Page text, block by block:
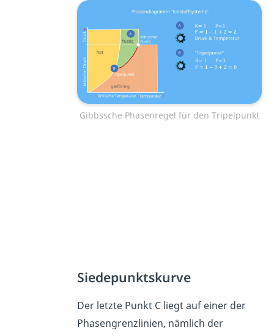
Gibbssche Phasenregel für den Tripelpunkt
Siedepunktskurve
Der letzte Punkt C liegt auf einer der
Phasengrenzlinien, nämlich der